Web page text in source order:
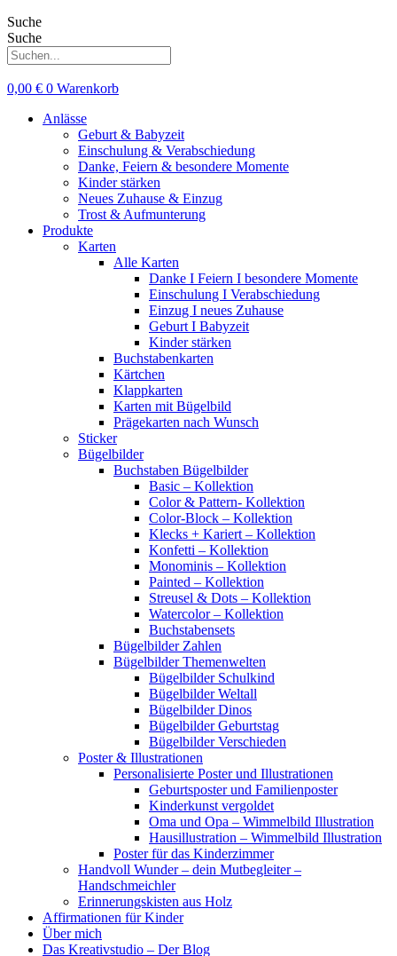
Suche
Suche
0,00 € 0 Warenkorb
Anlässe
Geburt & Babyzeit
Einschulung & Verabschiedung
Danke, Feiern & besondere Momente
Kinder stärken
Neues Zuhause & Einzug
Trost & Aufmunterung
Produkte
Karten
Alle Karten
Danke I Feiern I besondere Momente
Einschulung I Verabschiedung
Einzug I neues Zuhause
Geburt I Babyzeit
Kinder stärken
Buchstabenkarten
Kärtchen
Klappkarten
Karten mit Bügelbild
Prägekarten nach Wunsch
Sticker
Bügelbilder
Buchstaben Bügelbilder
Basic – Kollektion
Color & Pattern- Kollektion
Color-Block – Kollektion
Klecks + Kariert – Kollektion
Konfetti – Kollektion
Monominis – Kollektion
Painted – Kollektion
Streusel & Dots – Kollektion
Watercolor – Kollektion
Buchstabensets
Bügelbilder Zahlen
Bügelbilder Themenwelten
Bügelbilder Schulkind
Bügelbilder Weltall
Bügelbilder Dinos
Bügelbilder Geburtstag
Bügelbilder Verschieden
Poster & Illustrationen
Personalisierte Poster und Illustrationen
Geburtsposter und Familienposter
Kinderkunst vergoldet
Oma und Opa – Wimmelbild Illustration
Hausillustration – Wimmelbild Illustration
Poster für das Kinderzimmer
Handvoll Wunder – dein Mutbegleiter –
Handschmeichler
Erinnerungskisten aus Holz
Affirmationen für Kinder
Über mich
Das Kreativstudio – Der Blog